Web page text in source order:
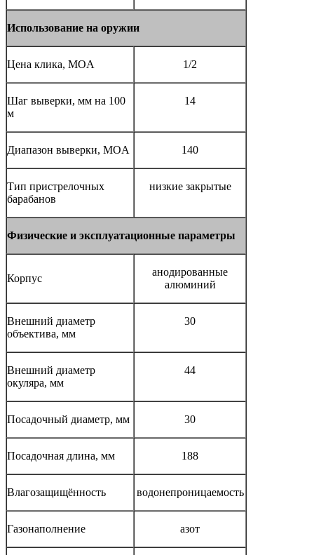
Использование на оружии
Цена клика, MOA 1/2
Шаг выверки, мм на 100
м
14
Диапазон выверки, MOA 140
Тип пристрелочных
барабанов
низкие закрытые
Физические и эксплуатационные параметры
Корпус
анодированные
алюминий
Внешний диаметр
объектива, мм
30
Внешний диаметр
окуляра, мм
44
Посадочный диаметр, мм 30
Посадочная длина, мм 188
Влагозащищённость водонепроницаемость
Газонаполнение азот